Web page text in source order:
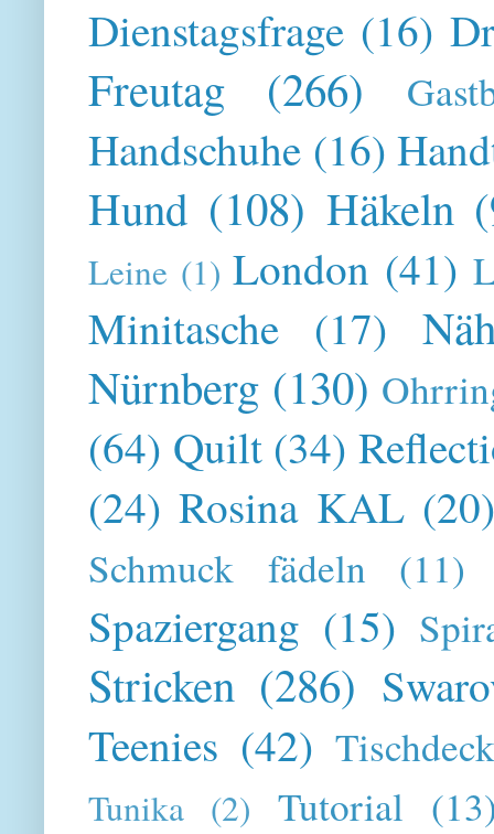
Dienstagsfrage (16)
Freutag (266)
Handschuhe (16)
Hund (108) Häkeln
Leine (1) London (41)
Minitasche (17)
Nürnberg (130)
(64) Quilt (34)
(24) Rosina KAL
Schmuck fädeln (11)
Spaziergang (15)
Stricken (286)
Teenies (42)
Tunika (2) Tutorial